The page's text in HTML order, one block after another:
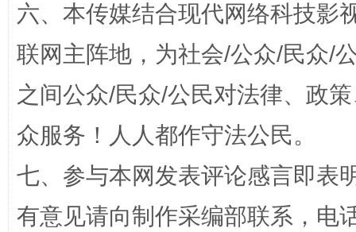
扯下公款旅游的“隐身衣” 如何以
“蜀中异人”王建安的艺术幻境
六、本传媒结合现代网络科技影
联网主阵地，为社会/公众/民众/
之间公众/民众/公民对法律、政
众服务！人人都作守法公民。
七、参与本网发表评论感言即表
有意见请向制作采编部联系，电